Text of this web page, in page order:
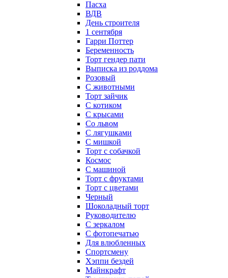
Пасха
ВДВ
День строителя
1 сентября
Гарри Поттер
Беременность
Торт гендер пати
Выписка из роддома
Розовый
С животными
Торт зайчик
С котиком
С крысами
Со львом
С лягушками
С мишкой
Торт с собачкой
Космос
С машиной
Торт с фруктами
Торт с цветами
Черный
Шоколадный торт
Руководителю
С зеркалом
С фотопечатью
Для влюбленных
Спортсмену
Хэппи бездей
Майнкрафт